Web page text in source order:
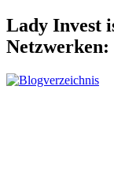
Lady Invest
Netzwerken: